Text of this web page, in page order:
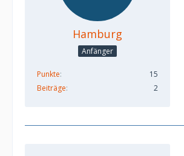
Hamburg
Anfänger
Punkte
15
Beiträge
2